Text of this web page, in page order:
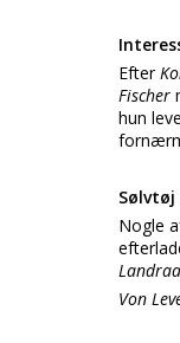
Efter
Fischer
hun
Nogle
Von